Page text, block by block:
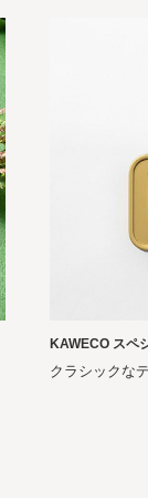
KAWECO スペ
クラシックな